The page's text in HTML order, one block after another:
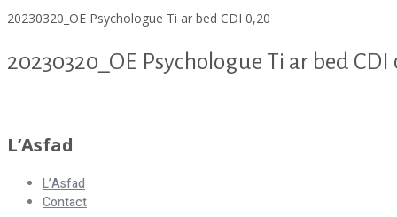
20230320_OE Psychologue Ti ar bed CDI 0,20
20230320_OE Psychologue Ti ar bed CDI
L’Asfad
L’Asfad
Contact